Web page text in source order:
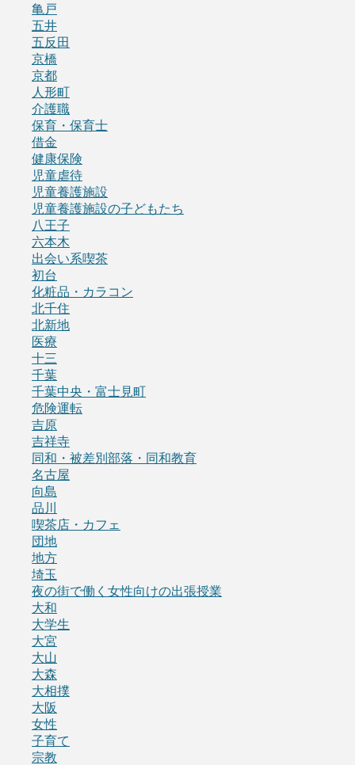
亀戸
五井
五反田
京橋
京都
人形町
介護職
保育・保育士
借金
健康保険
児童虐待
児童養護施設
児童養護施設の子どもたち
八王子
六本木
出会い系喫茶
初台
化粧品・カラコン
北千住
北新地
医療
十三
千葉
千葉中央・富士見町
危険運転
吉原
吉祥寺
同和・被差別部落・同和教育
名古屋
向島
品川
喫茶店・カフェ
団地
地方
埼玉
夜の街で働く女性向けの出張授業
大和
大学生
大宮
大山
大森
大相撲
大阪
女性
子育て
宗教